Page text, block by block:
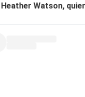
Heather Watson,